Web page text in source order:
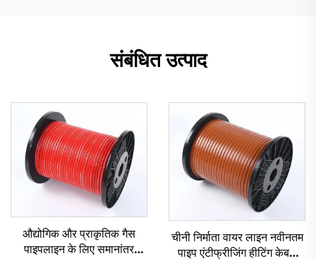
संबंधित उत्पाद
औद्योगिक और प्राकृतिक गैस
पाइपलाइन के लिए समानांतर
चीनी निर्माता वायर लाइन नवीनतम
पाइप एंटीफ्रीजिंग हीटिंग केबल